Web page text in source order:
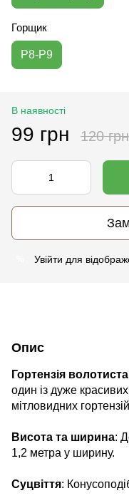
Горщик
P8-P9
В наявності
99 грн 120 грн
Увійти для
Опис
Гортензія
один із дуже
мітловидних
Висота та ширина:
1,2 метра у ширину.
Суцвіття: